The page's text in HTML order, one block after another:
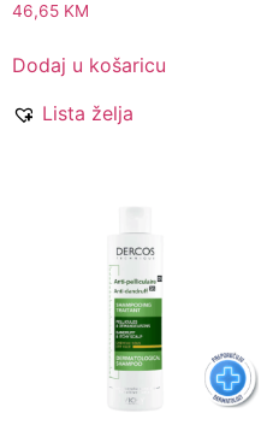
46,65 KM
Dodaj u košaricu
Lista želja